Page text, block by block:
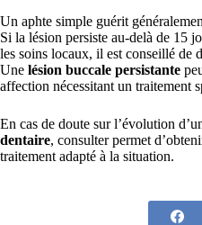
Un aphte simple guérit
Si la lésion persiste au-delà de 15
les soins locaux, il est conseillé de
Une lésion buccale persistante
affection nécessitant un traitement
En cas de doute sur l’évolution
dentaire, consulter permet
traitement adapté à la situation.